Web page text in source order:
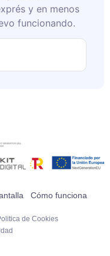
y en menos
funcionando.
Cómo funciona
de Cookies